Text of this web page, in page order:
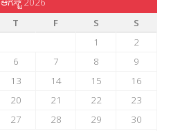
T F S
S
1
2
6 7 8
9
13 14 15
16
20 21 22
23
27 28 29
30